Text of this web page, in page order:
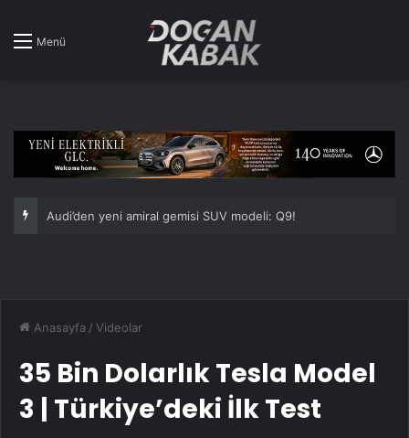
Menü
Anasayfa / Videolar
35 Bin Dolarlık Tesla Model
3 | Türkiye’deki İlk Test